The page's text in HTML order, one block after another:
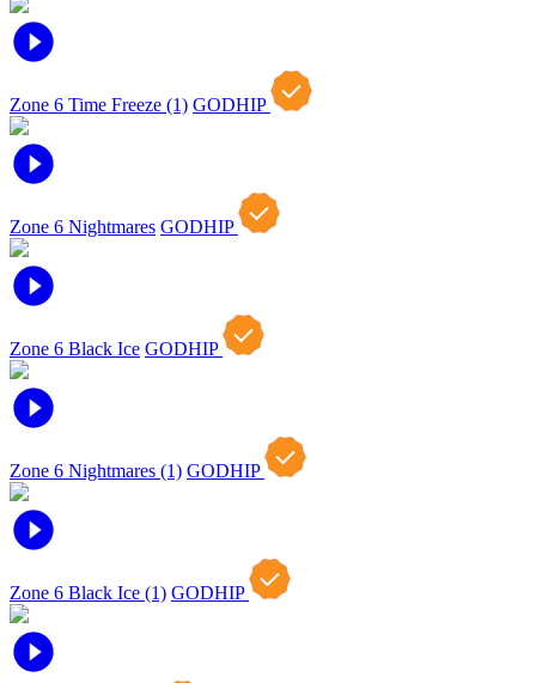
Zone 6 Time Freeze (1) GODHIP
Zone 6 Nightmares GODHIP
Zone 6 Black Ice GODHIP
Zone 6 Nightmares (1) GODHIP
Zone 6 Black Ice (1) GODHIP